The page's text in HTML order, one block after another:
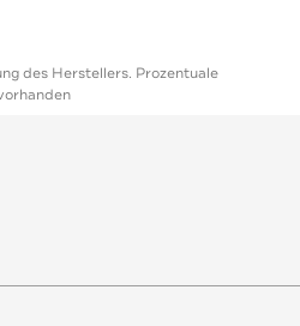
des Herstellers. Prozentuale